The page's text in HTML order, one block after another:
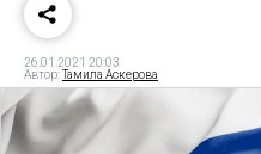
26.01.2021 20:03
Автор:Тамила Аскерова